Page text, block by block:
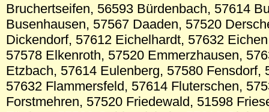
Bruchertseifen, 56593 Bürdenbach, 57614
Busenhausen, 57567 Daaden, 57520
Dickendorf, 57612 Eichelhardt, 57632
57578 Elkenroth, 57520 Emmerzhausen,
Etzbach, 57614 Eulenberg, 57580 Fensdorf,
57632 Flammersfeld, 57614 Fluterschen,
Forstmehren, 57520 Friedewald, 51598